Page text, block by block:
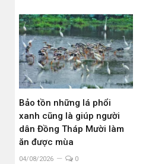
Bảo tồn những lá phổi
xanh cũng là giúp người
dân Đồng Tháp Mười làm
ăn được mùa
04/08/2026 0